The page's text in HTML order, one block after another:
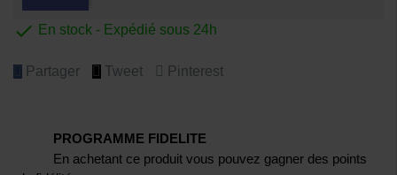
 En stock - Expédié sous 24h
Partager Tweet Pinterest
PROGRAMME FIDELITE
En achetant ce produit vous pouvez gagner des points